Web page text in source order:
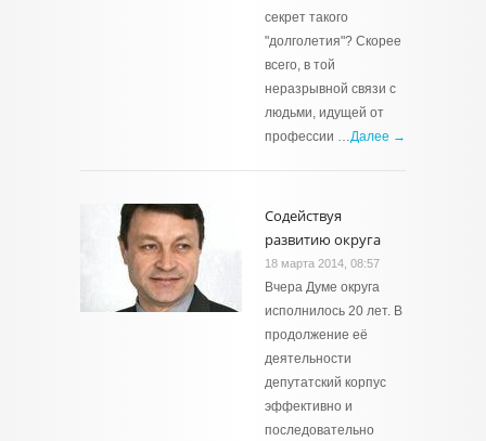
секрет такого
"долголетия"? Скорее
всего, в той
неразрывной связи с
людьми, идущей от
профессии …Далее →
Содействуя
развитию округа
18 марта 2014, 08:57
Вчера Думе округа
исполнилось 20 лет. В
продолжение её
деятельности
депутатский корпус
эффективно и
последовательно